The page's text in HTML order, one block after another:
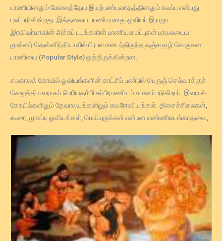
பாணியினதும் மேலைத்தேய இயற்பண்புவாதத்தினதும் கலப்பு என்பது
புலப்படுகின்றது. இத்தகைய பாணியானது ஓவியர் இராஜா
இரவிவர்மாவின் அச்சுப் படங்களின் பாணியமைப்புகள் பரவலடைய
முன்னர் தென்னிந்தியாவில் பிரபல மடைந்திருந்த தஞ்சாவூர் வெகுசன
பாணியை (Popular Style) ஒத்திருக்கின்றன.
சமகாலக் கோயில் ஓவியங்களின் காட்சிப் பண்பில் பெருஞ் செல்வாக்குச்
செலுத்தியவராகப் பெரியதம்பி சுப்பிரமணியம் காணப்படுகிறார். இவரால்
கோயில்களிலும் தேவாலயங்களிலும் சுவரோவியங்கள். திசைச்சீலைகள்,
கூரை, முகப்பு ஓவியங்கள், மெய்யுருக்கள் என்பன எண்ணிலடங்காதவை,